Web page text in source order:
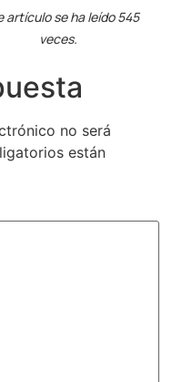
artículo se ha leído 545
veces.
no será
están